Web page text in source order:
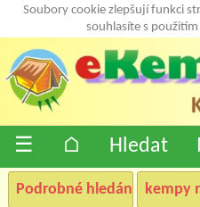
Soubory cookie zlepšují funkci
souhlasíte s
☰ ⌂ Hledat
Podrobné hledání kempy